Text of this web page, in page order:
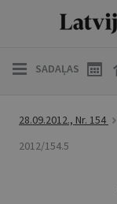
SADAĻAS
28.09.2012., Nr. 154
2012/154.5